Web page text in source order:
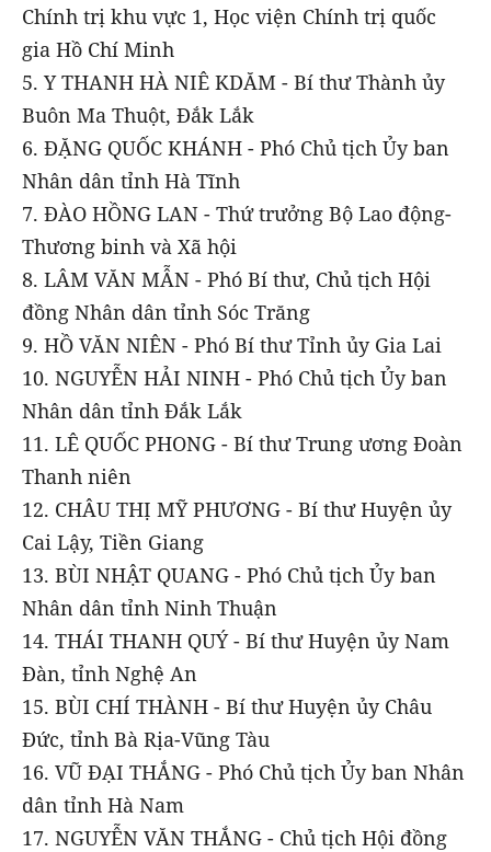
Chính trị khu vực 1, Học viện Chính trị quốc
gia Hồ Chí Minh
5. Y THANH HÀ NIÊ KDĂM - Bí thư Thành ủy
Buôn Ma Thuột, Đắk Lắk
6. ĐẶNG QUỐC KHÁNH - Phó Chủ tịch Ủy ban
Nhân dân tỉnh Hà Tĩnh
7. ĐÀO HỒNG LAN - Thứ trưởng Bộ Lao động-
Thương binh và Xã hội
8. LÂM VĂN MẪN - Phó Bí thư, Chủ tịch Hội
đồng Nhân dân tỉnh Sóc Trăng
9. HỒ VĂN NIÊN - Phó Bí thư Tỉnh ủy Gia Lai
10. NGUYỄN HẢI NINH - Phó Chủ tịch Ủy ban
Nhân dân tỉnh Đắk Lắk
11. LÊ QUỐC PHONG - Bí thư Trung ương Đoàn
Thanh niên
12. CHÂU THỊ MỸ PHƯƠNG - Bí thư Huyện ủy
Cai Lậy, Tiền Giang
13. BÙI NHẬT QUANG - Phó Chủ tịch Ủy ban
Nhân dân tỉnh Ninh Thuận
14. THÁI THANH QUÝ - Bí thư Huyện ủy Nam
Đàn, tỉnh Nghệ An
15. BÙI CHÍ THÀNH - Bí thư Huyện ủy Châu
Đức, tỉnh Bà Rịa-Vũng Tàu
16. VŨ ĐẠI THẮNG - Phó Chủ tịch Ủy ban Nhân
dân tỉnh Hà Nam
17. NGUYỄN VĂN THẮNG - Chủ tịch Hội đồng